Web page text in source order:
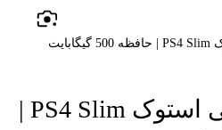
کنسول بازی سونی استوک PS4 Slim |